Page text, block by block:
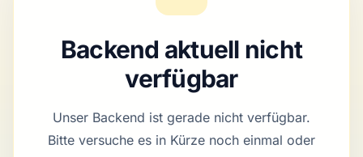
Backend aktuell nicht
verfügbar
Unser Backend ist gerade nicht verfügbar.
Bitte versuche es in Kürze noch einmal oder